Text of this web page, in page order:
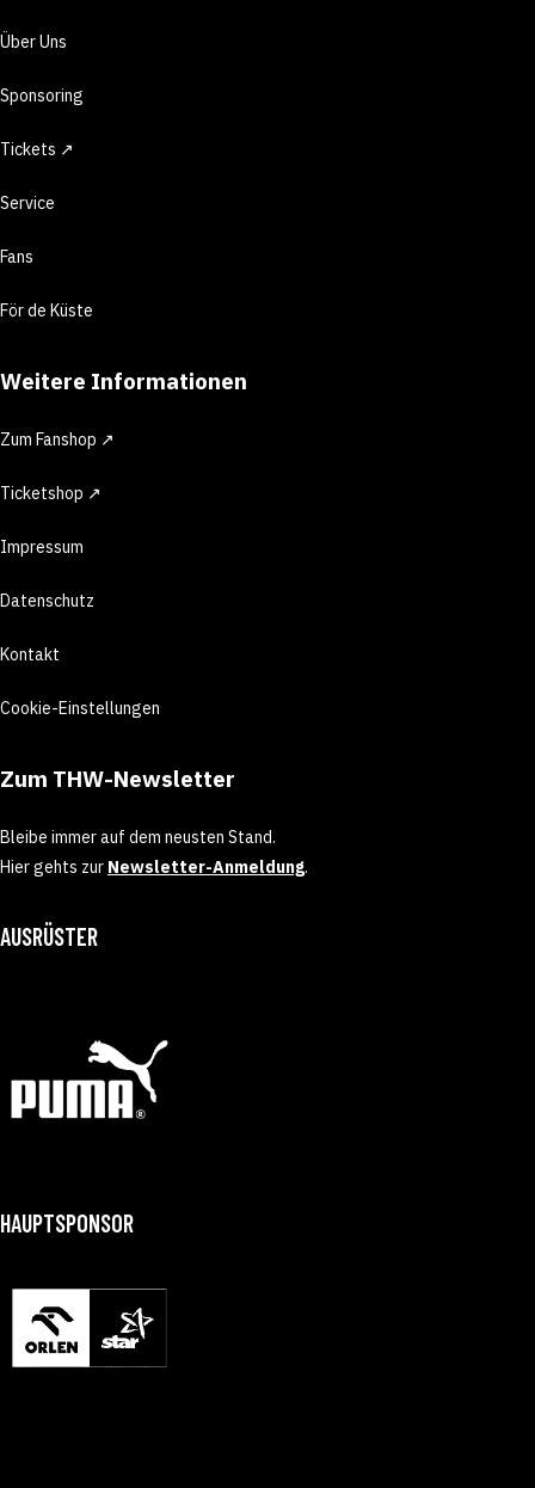
Über Uns
Sponsoring
Tickets ↗
Service
Fans
För de Küste
Weitere Informationen
Zum Fanshop ↗
Ticketshop ↗
Impressum
Datenschutz
Kontakt
Cookie-Einstellungen
Zum THW-Newsletter
Bleibe immer auf dem neusten Stand.
Hier gehts zur Newsletter-Anmeldung.
AUSRÜSTER
HAUPTSPONSOR